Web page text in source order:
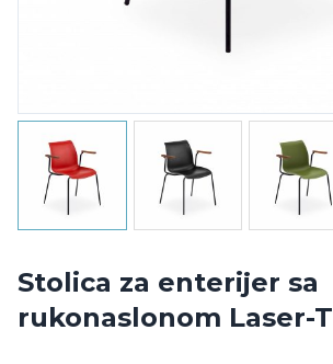
Stolica za enterijer sa
rukonaslonom Laser-T